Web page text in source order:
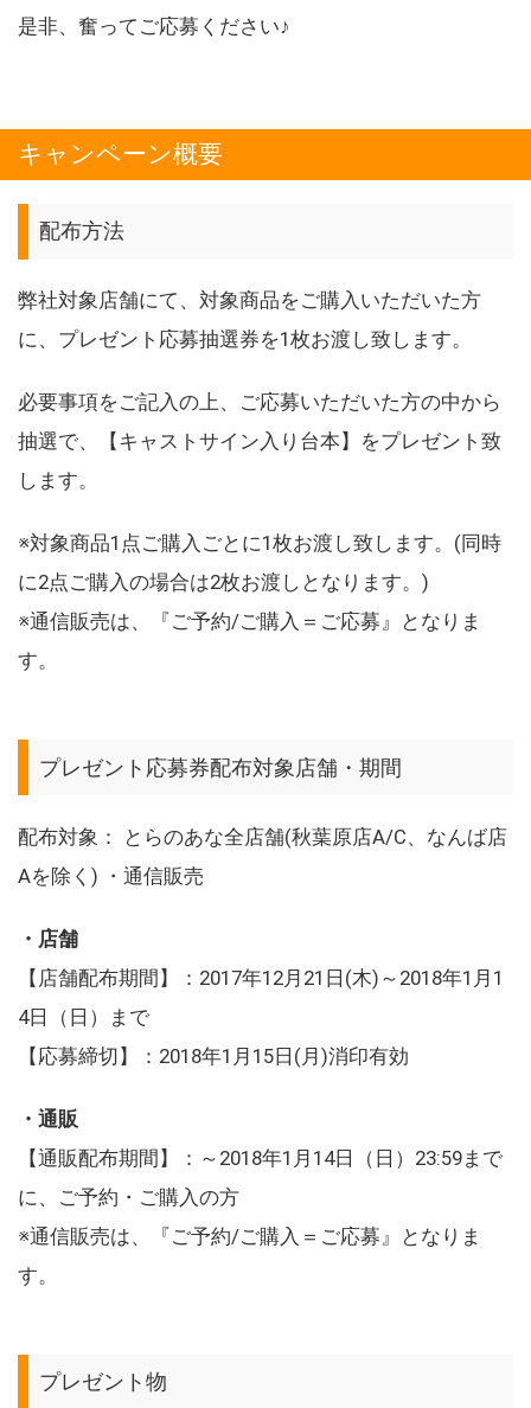
是非、奮ってご応募ください♪
キャンペーン概要
配布方法
弊社対象店舗にて、対象商品をご購入いただいた方
に、プレゼント応募抽選券を1枚お渡し致します。
必要事項をご記入の上、ご応募いただいた方の中から
抽選で、【キャストサイン入り台本】をプレゼント致
します。
※対象商品1点ご購入ごとに1枚お渡し致します。(同時
に2点ご購入の場合は2枚お渡しとなります。)
※通信販売は、『ご予約/ご購入＝ご応募』となりま
す。
プレゼント応募券配布対象店舗・期間
配布対象： とらのあな全店舗(秋葉原店A/C、なんば店
Aを除く) ・通信販売
・店舗
【店舗配布期間】：2017年12月21日(木)～2018年1月1
4日（日）まで
【応募締切】：2018年1月15日(月)消印有効
・通販
【通販配布期間】：～2018年1月14日（日）23:59まで
に、ご予約・ご購入の方
※通信販売は、『ご予約/ご購入＝ご応募』となりま
す。
プレゼント物